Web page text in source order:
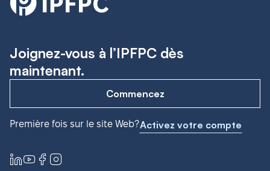
Joignez-vous à l’IPFPC dès
maintenant.
Commencez
Première fois sur le site Web?Activez votre compte